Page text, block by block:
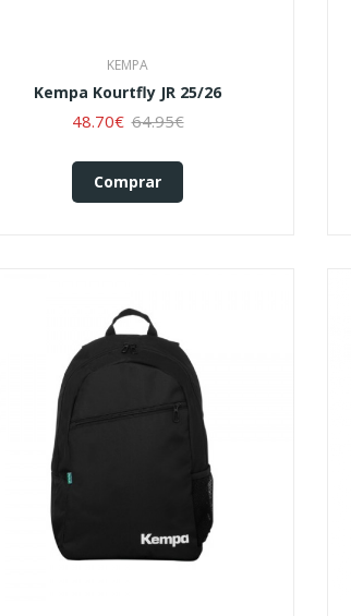
KEMPA
Kempa Kourtfly JR 25/26
48.70€ 64.95€
Comprar